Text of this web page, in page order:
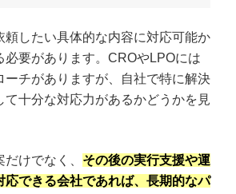
頼したい具体的な内容に対応可能か
必要があります。CROやLPOには
ーチがありますが、自社で特に解決
て十分な対応力があるかどうかを見
けでなく、 その後の実行支援や運
応できる会社であれば、長期的なパ